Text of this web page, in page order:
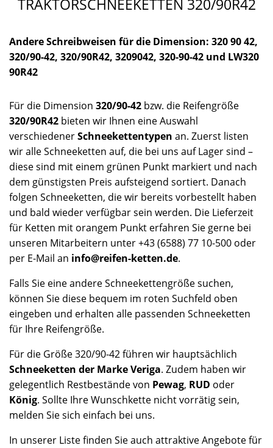
TRAKTORSCHNEEKETTEN 320/90R42
Andere Schreibweisen für die Dimension: 320 90 42,
320/90-42, 320/90R42, 3209042, 320-90-42 und LW320
90R42
Für die Dimension 320/90-42 bzw. die Reifengröße
320/90R42 bieten wir Ihnen eine Auswahl
verschiedenerSchneekettentypen an. Zuerst listen
wir alle Schneeketten auf, die bei uns auf Lager sind –
diese sind mit einem grünen Punkt markiert und nach
dem günstigsten Preis aufsteigend sortiert. Danach
folgen Schneeketten, die wir bereits vorbestellt haben
und bald wieder verfügbar sein werden. Die Lieferzeit
für Ketten mit orangem Punkt erfahren Sie gerne bei
unseren Mitarbeitern unter +43 (6588) 77 10-500 oder
per E-Mail an info@reifen-ketten.de.
Falls Sie eine andere Schneekettengröße suchen,
können Sie diese bequem im roten Suchfeld oben
eingeben und erhalten alle passenden Schneeketten
für Ihre Reifengröße.
Für die Größe 320/90-42 führen wir hauptsächlich
Schneeketten der Marke Veriga. Zudem haben wir
gelegentlich Restbestände von Pewag, RUD oder
König. Sollte Ihre Wunschkette nicht vorrätig sein,
melden Sie sich einfach bei uns.
In unserer Liste finden Sie auch attraktive Angebote für